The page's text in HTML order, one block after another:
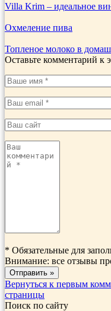
Villa Krim – идеальное
Охмеление пива
Топленое молоко в
Оставьте комментарий к
* Обязательные для
Внимание: все отзывы
Вернуться к первым
страницы
Поиск по сайту